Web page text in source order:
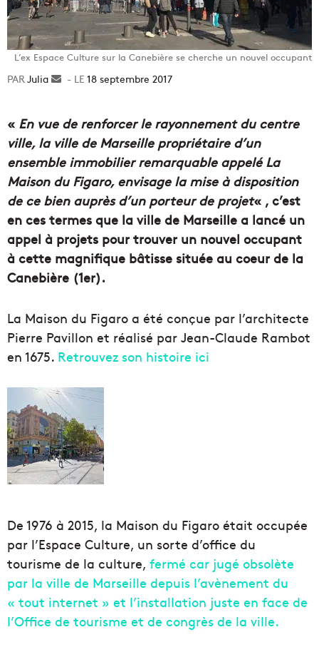
L’ex Espace Culture sur la Canebière se cherche un nouvel occupant
Julia
Envoyer18 septembre 2017
« En vue de renforcer le rayonnement du centre
ville, la ville de Marseille propriétaire d’un
ensemble immobilier remarquable appelé La
Maison du Figaro, envisage la mise à disposition
de ce bien auprès d’un porteur de projet« , c’est
en ces termes que la ville de Marseille a lancé un
appel à projets pour trouver un nouvel occupant
à cette magnifique bâtisse située au coeur de la
Canebière (1er).
La Maison du Figaro a été conçue par l’architecte
Pierre Pavillon et réalisé par Jean-Claude Rambot
en 1675. Retrouvez son histoire ici
De 1976 à 2015, la Maison du Figaro était occupée
par l’Espace Culture, un sorte d’office du
tourisme de la culture, fermé car jugé obsolète
par la ville de Marseille depuis l’avènement du
« tout internet » et l’installation juste en face de
l’Office de tourisme et de congrès de la ville.